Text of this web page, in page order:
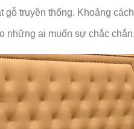
gỗ truyền thống. Khoảng
những ai muốn sự chắc